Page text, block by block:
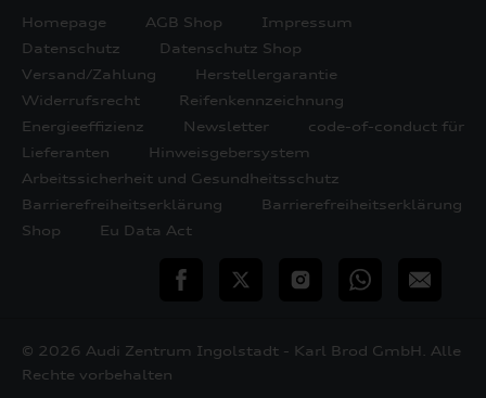
Homepage AGB Shop
Impressum
Datenschutz
Datenschutz Shop
Versand/Zahlung
Herstellergarantie
Widerrufsrecht
Reifenkennzeichnung
Energieeffizienz
Newsletter
code-of-conduct für
Lieferanten
Hinweisgebersystem
Arbeitssicherheit und Gesundheitsschutz
Barrierefreiheitserklärung
Barrierefreiheitserklärung
Shop
Eu Data Act
teilen Twitter InstagramWhatsApp
E-
© 2026 Audi Zentrum Ingolstadt - Karl Brod GmbH. Alle
Rechte vorbehalten